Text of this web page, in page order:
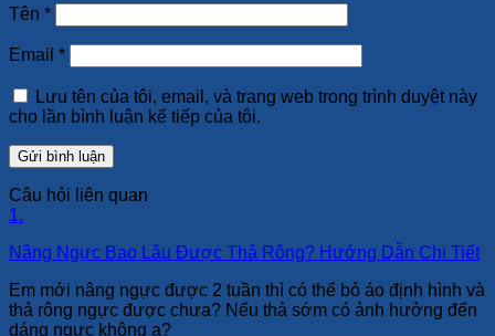
Tên *
Email *
Lưu tên của tôi, email, và trang web trong trình duyệt này
cho lần bình luận kế tiếp của tôi.
Câu hỏi liên quan
1.
Nâng Ngực Bao Lâu Được Thả Rông? Hướng Dẫn Chi Tiết
Em mới nâng ngực được 2 tuần thì có thể bỏ áo định hình và
thả rông ngực được chưa? Nếu thả sớm có ảnh hưởng đến
dáng ngực không ạ?